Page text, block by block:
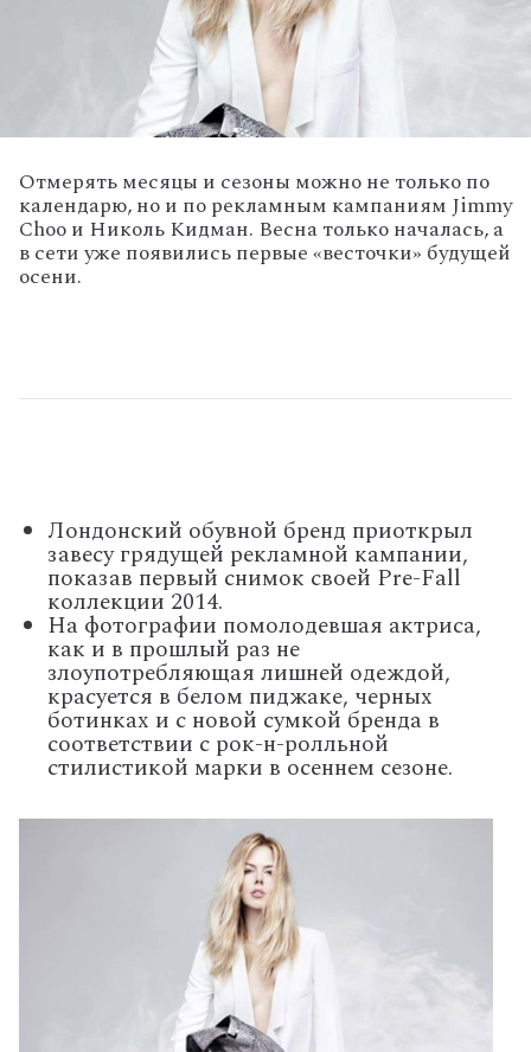
Отмерять месяцы и сезоны можно не только по
календарю, но и по рекламным кампаниям Jimmy
Choo и Николь Кидман. Весна только началась, а
в сети уже появились первые «весточки» будущей
осени.
Лондонский обувной бренд приоткрыл
завесу грядущей рекламной кампании,
показав первый снимок своей Pre-Fall
коллекции 2014.
На фотографии помолодевшая актриса,
как и в прошлый раз не
злоупотребляющая лишней одеждой,
красуется в белом пиджаке, черных
ботинках и с новой сумкой бренда в
соответствии с рок-н-ролльной
стилистикой марки в осеннем сезоне.